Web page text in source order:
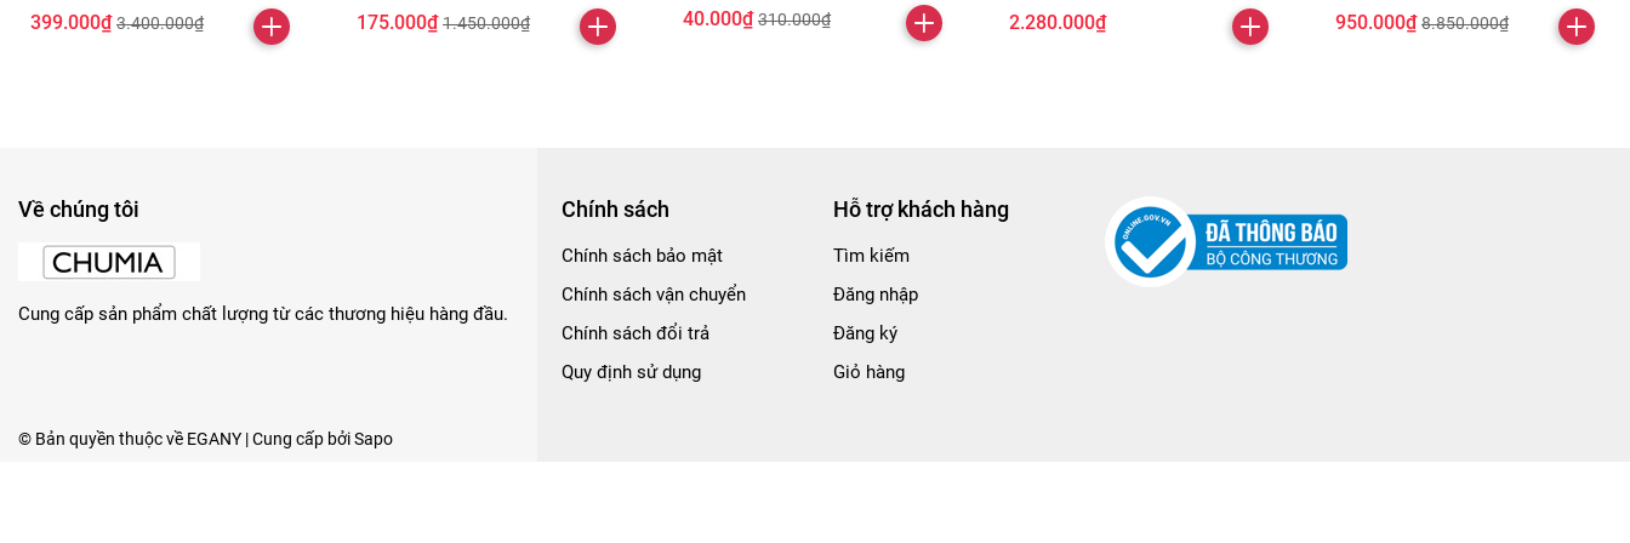
399.000₫ 3.400.000₫ 175.000₫ 1.450.000₫ 40.000₫ 310.000₫ 2.280.000₫ 950.000₫ 8.850.000₫
Về chúng tôi
Cung cấp sản phẩm chất lượng từ các thương hiệu hàng đầu.
Chính sách
Chính sách bảo mật
Chính sách vận chuyển
Chính sách đổi trả
Quy định sử dụng
Hỗ trợ khách hàng
Tìm kiếm
Đăng nhập
Đăng ký
Giỏ hàng
© Bản quyền thuộc về EGANY | Cung cấp bởiSapo